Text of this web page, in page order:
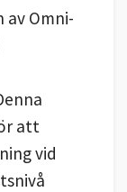
av Omni-
att
vid